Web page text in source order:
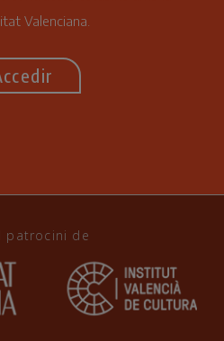
Valenciana.
patrocini de